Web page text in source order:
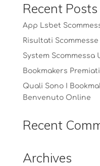
Recent Posts
App Lsbet
Risultati Scommesse
System Scommessa
Bookmakers
Quali Sono I
Benvenuto Online
Recent
Archives